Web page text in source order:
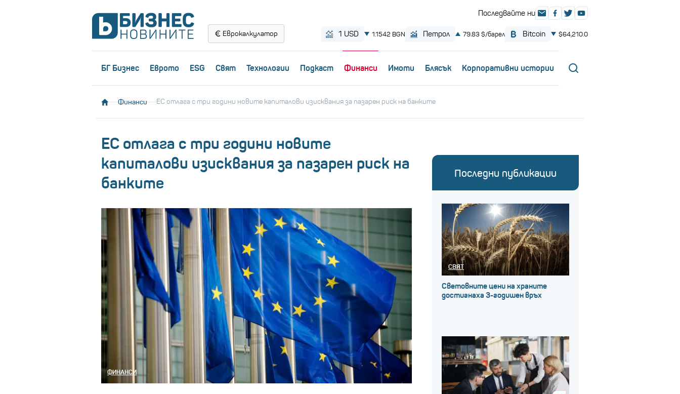
Еврокалкулатор
БГ Бизнес Еврото ESG Свят Технологии Пoдкаст Финанси Имоти Блясък Корпоративни истории
Финанси ЕС отлага с три години новите капиталови изисквания за пазарен риск на банките
ЕС отлага с три години новите
капиталови изисквания за пазарен риск на
банките
ФИНАНСИ
Последни публикации
СВЯТ
Световните цени на храните
достигнаха 3-годишен връх